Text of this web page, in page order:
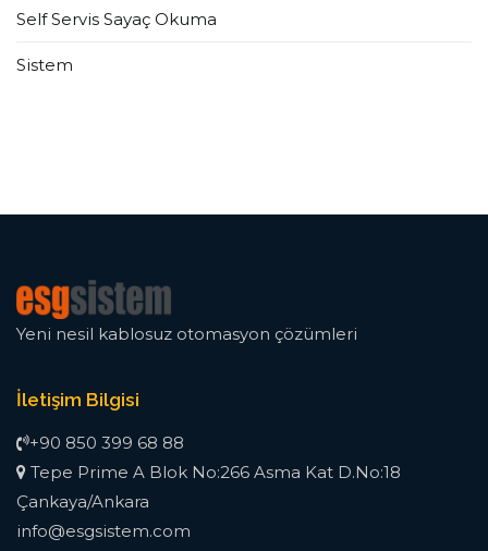
Self Servis Sayaç Okuma
Sistem
Yeni nesil kablosuz otomasyon çözümleri
İletişim Bilgisi
+90 850 399 68 88
Tepe Prime A Blok No:266 Asma Kat D.No:18
Çankaya/Ankara
info@esgsistem.com